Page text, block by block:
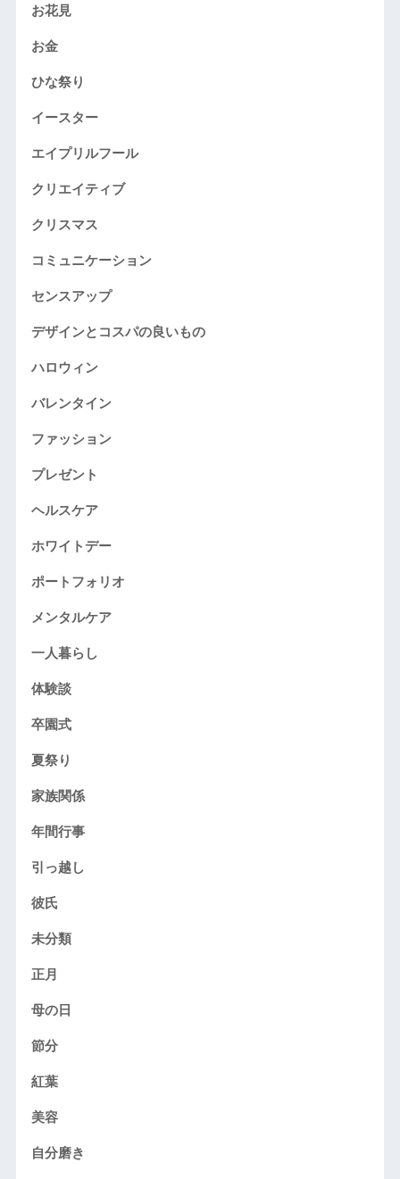
お花見
お金
ひな祭り
イースター
エイプリルフール
クリエイティブ
クリスマス
コミュニケーション
センスアップ
デザインとコスパの良いもの
ハロウィン
バレンタイン
ファッション
プレゼント
ヘルスケア
ホワイトデー
ポートフォリオ
メンタルケア
一人暮らし
体験談
卒園式
夏祭り
家族関係
年間行事
引っ越し
彼氏
未分類
正月
母の日
節分
紅葉
美容
自分磨き